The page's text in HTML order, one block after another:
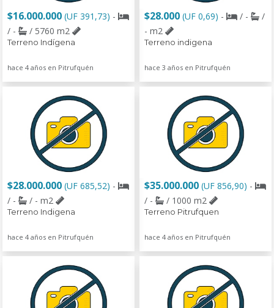
$16.000.000 (UF 391,73) -
/ -
/ 5760 m2
Terreno Indígena
hace 4 años en Pitrufquén
$28.000 (UF 0,69) - / -
/
- m2
Terreno indigena
hace 3 años en Pitrufquén
$28.000.000 (UF 685,52) -
/ -
/ - m2
Terreno Indigena
hace 4 años en Pitrufquén
$35.000.000 (UF 856,90) -
/ -
/ 1000 m2
Terreno Pitrufquen
hace 4 años en Pitrufquén